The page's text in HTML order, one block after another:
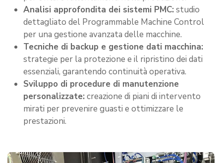
Analisi approfondita dei sistemi PMC: studio
dettagliato del Programmable Machine Control
per una gestione avanzata delle macchine.
Tecniche di backup e gestione dati macchina:
strategie per la protezione e il ripristino dei dati
essenziali, garantendo continuità operativa.
Sviluppo di procedure di manutenzione
personalizzate: creazione di piani di intervento
mirati per prevenire guasti e ottimizzare le
prestazioni.